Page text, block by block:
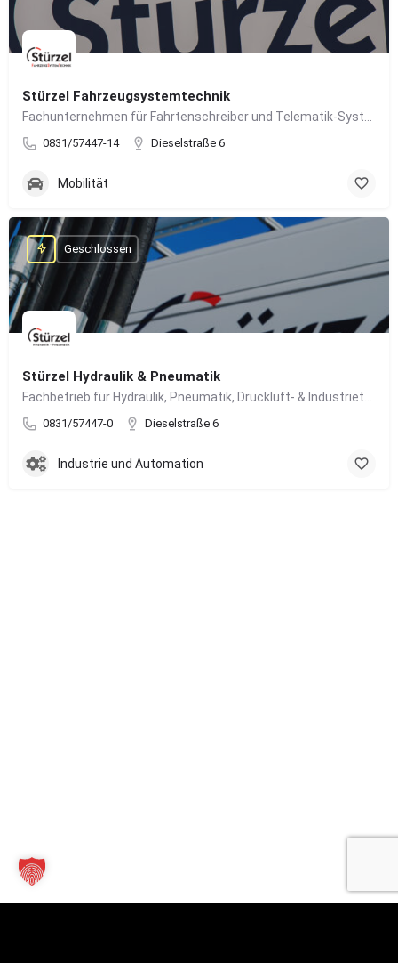
Stürzel Fahrzeugsystemtechnik
0831/57447-14 Dieselstraße 6
Mobilität
Stürzel Hydraulik & Pneumatik
0831/57447-0 Dieselstraße 6
Geschlossen
Industrie und Automation